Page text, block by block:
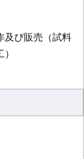
及び販売（試料